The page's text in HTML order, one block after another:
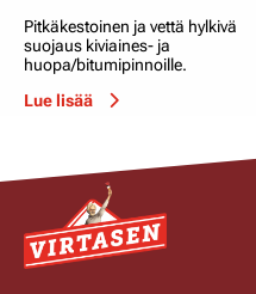
Pitkäkestoinen ja vettä hylkivä
suojaus kiviaines- ja
huopa/bitumipinnoille.
Lue lisää